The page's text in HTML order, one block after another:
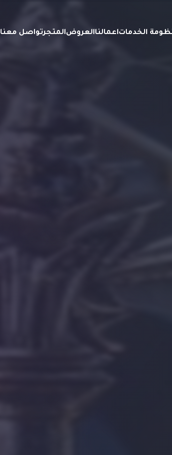
الخدماتاعمالناالعروضالمتجرتواصل معنا